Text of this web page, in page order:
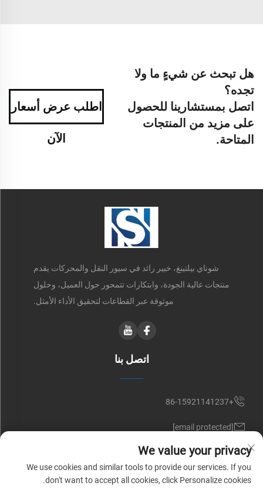
هل تبحث عن شيءٍ ما ولا
تجده؟
اتصل بمستشارينا للحصول
على مزيد من المنتجات
المتاحة.
اطلب عرض أسعار
الآن
شوناي بيلتينغ، خبير رائد في سيور النقل والمحركات يقدم
منتجات عالية الجودة، وابتكارات تتمحور حول العميل، وحلول
موثوقة عبر القطاعات لتحقيق الأداء الأمثل.
اتصل بنا
+86-15921141237
[email protected]
RM 602, NO. 1509, CAOAN ROAD, SHANGHAI, CHINA
We value your privacy
We use cookies and similar tools to provide our services. If you
don't want to accept all cookies, click Personalize cookies.